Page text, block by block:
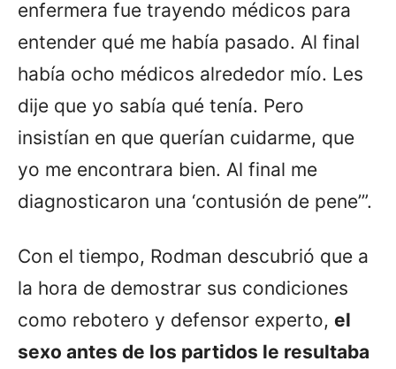
enfermera fue trayendo médicos para
entender qué me había pasado. Al final
había ocho médicos alrededor mío. Les
dije que yo sabía qué tenía. Pero
insistían en que querían cuidarme, que
yo me encontrara bien. Al final me
diagnosticaron una ‘contusión de pene’”.
Con el tiempo, Rodman descubrió que a
la hora de demostrar sus condiciones
como rebotero y defensor experto, el
sexo antes de los partidos le resultaba